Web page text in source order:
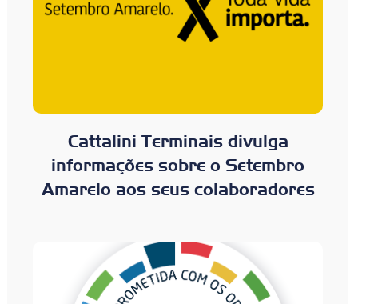
Cattalini Terminais divulga
informações sobre o Setembro
Amarelo aos seus colaboradores